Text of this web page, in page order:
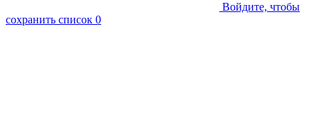
Войдите, чтобы
сохранить список 0